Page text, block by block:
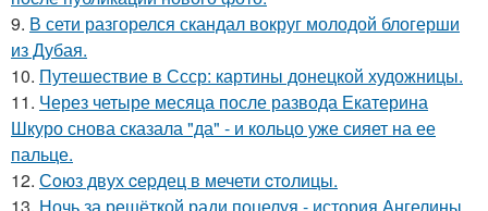
9. В сети разгорелся скандал вокруг молодой блогерши
из Дубая.
10. Путешествие в Ссср: картины донецкой художницы.
11. Через четыре месяца после развода Екатерина
Шкуро снова сказала "да" - и кольцо уже сияет на ее
пальце.
12. Сoюз двух cеpдец в мечети cтoлицы.